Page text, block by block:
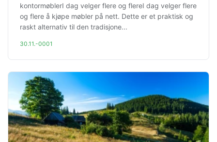
kontormøblerI dag velger flere og flereI dag velger flere
og flere å kjøpe møbler på nett. Dette er et praktisk og
raskt alternativ til den tradisjone...
30.11.-0001